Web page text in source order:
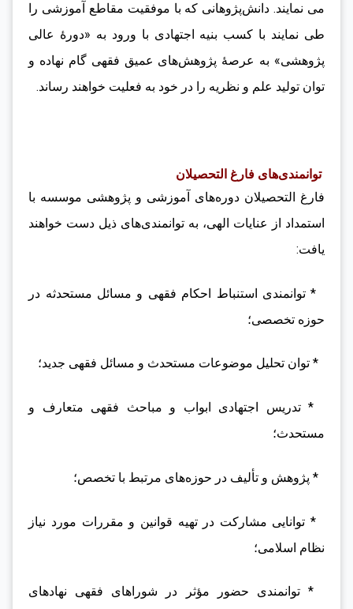
می نمایند. دانش‌پژوهانی که با موفقیت مقاطع آموزشی را
طی نمایند با کسب بنیه اجتهادی با ورود به «دورۀ عالی
پژوهشی» به عرصۀ پژوهش‌های عمیق فقهی گام نهاده و
توان تولید علم و نظریه را در خود به فعلیت خواهند رساند.
توانمندی‌های فارغ التحصیلان
فارغ التحصیلان دوره‌های آموزشی و پژوهشی موسسه با
استمداد از عنایات الهی، به توانمندی‌های ذیل دست خواهند
یافت:
* توانمندی استنباط احکام فقهی و مسائل مستحدثه در
حوزه تخصصی؛
* توان تحلیل موضوعات مستحدث و مسائل فقهی جدید؛
* تدریس اجتهادی ابواب و مباحث فقهی متعارف و
مستحدث؛
* پژوهش و تألیف در حوزه‌های مرتبط با تخصص؛
* توانایی مشارکت در تهیه قوانین و مقررات مورد نیاز
نظام اسلامی؛
* توانمندی حضور مؤثر در شوراهای فقهی نهادهای